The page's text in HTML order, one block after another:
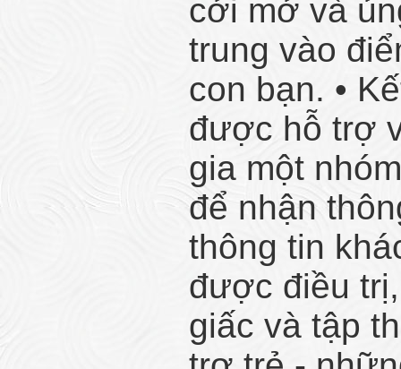
cởi mở và
trung vào
con bạn. •
được hỗ trợ
gia một
để nhận
thông tin
được điều
giấc và tập